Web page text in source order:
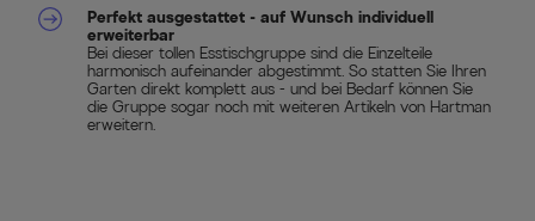
Perfekt ausgestattet - auf Wunsch individuell
erweiterbar
Bei dieser tollen Esstischgruppe sind die Einzelteile
harmonisch aufeinander abgestimmt. So statten Sie Ihren
Garten direkt komplett aus - und bei Bedarf können Sie
die Gruppe sogar noch mit weiteren Artikeln von Hartman
erweitern.